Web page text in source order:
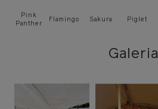
Pink
Panther
Flamingo Sakura Piglet
Galeria